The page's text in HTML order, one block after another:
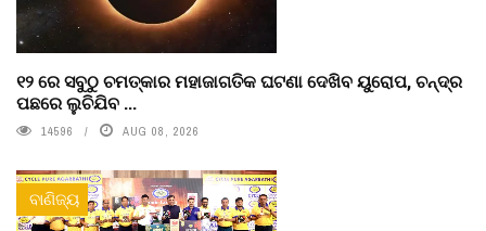
୧୨ ରେ ସବୁଠୁ ଚମତ୍କାର ମହାଜାଗତିକ ଘଟଣା ଦେଖିବ ୟୁରୋପ, ଚନ୍ଦ୍ର
ପଛରେ ଲୁଚିଯିବ ...
14596 AUG 08, 2026
ବାଣିଜ୍ୟ